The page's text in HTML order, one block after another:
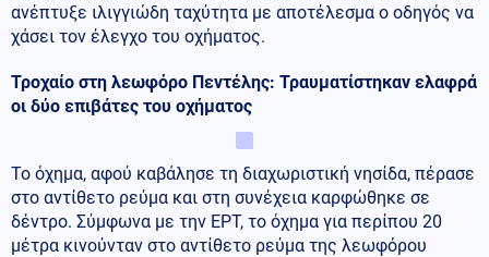
ανέπτυξε ιλιγγιώδη ταχύτητα με αποτέλεσμα ο οδηγός να
χάσει τον έλεγχο του οχήματος.
Τροχαίο στη λεωφόρο Πεντέλης: Τραυματίστηκαν ελαφρά
οι δύο επιβάτες του οχήματος
Το όχημα, αφού καβάλησε τη διαχωριστική νησίδα, πέρασε
στο αντίθετο ρεύμα και στη συνέχεια καρφώθηκε σε
δέντρο. Σύμφωνα με την ΕΡΤ, το όχημα για περίπου 20
μέτρα κινούνταν στο αντίθετο ρεύμα της λεωφόρου